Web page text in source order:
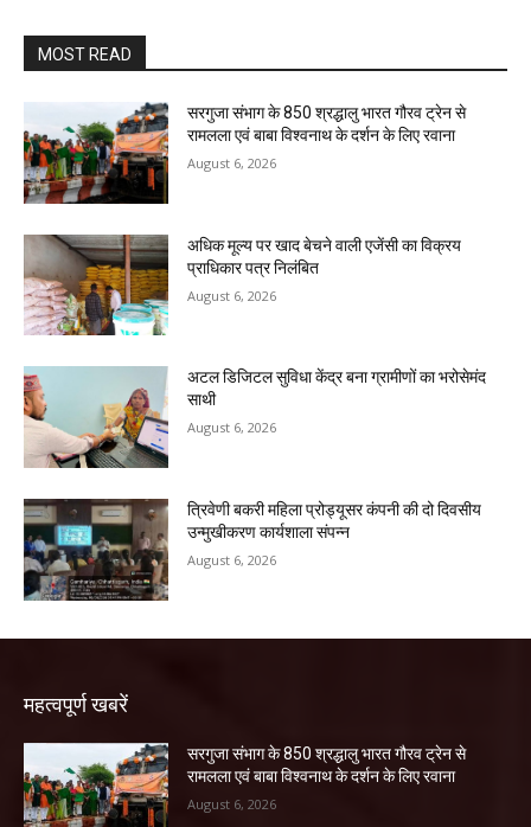
MOST READ
सरगुजा संभाग के 850 श्रद्धालु भारत गौरव ट्रेन से
रामलला एवं बाबा विश्वनाथ के दर्शन के लिए रवाना
August 6, 2026
अधिक मूल्य पर खाद बेचने वाली एजेंसी का विक्रय
प्राधिकार पत्र निलंबित
August 6, 2026
अटल डिजिटल सुविधा केंद्र बना ग्रामीणों का भरोसेमंद
साथी
August 6, 2026
त्रिवेणी बकरी महिला प्रोड्यूसर कंपनी की दो दिवसीय
उन्मुखीकरण कार्यशाला संपन्न
August 6, 2026
महत्वपूर्ण खबरें
सरगुजा संभाग के 850 श्रद्धालु भारत गौरव ट्रेन से
रामलला एवं बाबा विश्वनाथ के दर्शन के लिए रवाना
August 6, 2026